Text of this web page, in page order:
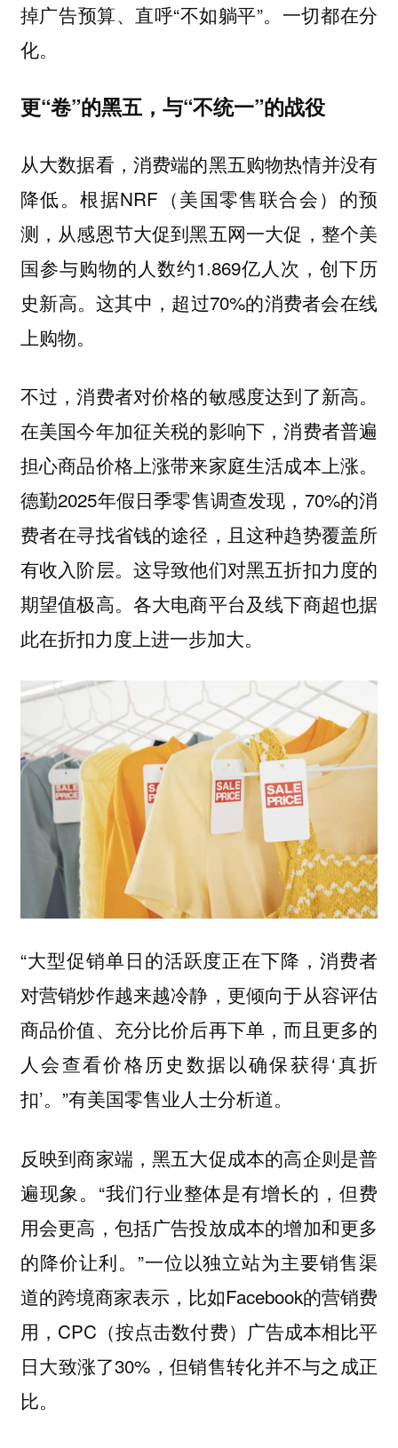
掉广告预算、直呼“不如躺平”。一切都在分
化。
更“卷”的黑五，与“不统一”的战役
从大数据看，消费端的黑五购物热情并没有
降低。根据NRF（美国零售联合会）的预
测，从感恩节大促到黑五网一大促，整个美
国参与购物的人数约1.869亿人次，创下历
史新高。这其中，超过70%的消费者会在线
上购物。
不过，消费者对价格的敏感度达到了新高。
在美国今年加征关税的影响下，消费者普遍
担心商品价格上涨带来家庭生活成本上涨。
德勤2025年假日季零售调查发现，70%的消
费者在寻找省钱的途径，且这种趋势覆盖所
有收入阶层。这导致他们对黑五折扣力度的
期望值极高。各大电商平台及线下商超也据
此在折扣力度上进一步加大。
“大型促销单日的活跃度正在下降，消费者
对营销炒作越来越冷静，更倾向于从容评估
商品价值、充分比价后再下单，而且更多的
人会查看价格历史数据以确保获得‘真折
扣’。”有美国零售业人士分析道。
反映到商家端，黑五大促成本的高企则是普
遍现象。“我们行业整体是有增长的，但费
用会更高，包括广告投放成本的增加和更多
的降价让利。”一位以独立站为主要销售渠
道的跨境商家表示，比如Facebook的营销费
用，CPC（按点击数付费）广告成本相比平
日大致涨了30%，但销售转化并不与之成正
比。